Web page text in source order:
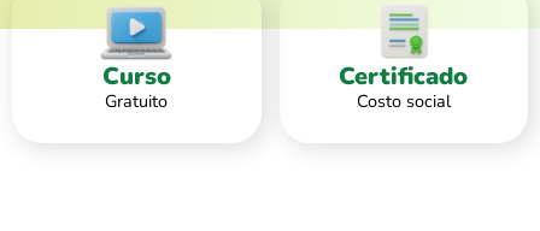
Curso
Gratuito
Certificado
Costo social